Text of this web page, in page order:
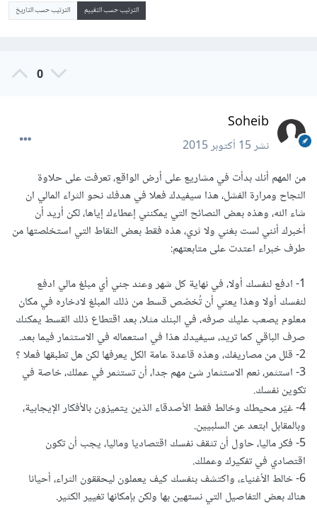
الترتيب حسب التقييم الترتيب حسب التاريخ
0
Soheib
نشر15 أكتوبر 2015
من المهم أنك بدأت في مشاريع على أرض الواقع، تعرفت على حلاوة
النجاح ومرارة الفشل، هذا سيفيدك فعلا في هدفك نحو الثراء المالي ان
شاء الله، وهذه بعض النصائح التي يمكنني إعطاءك إياها، لكن أريد أن
أخبرك أنني لست بغني ولا ثري، هذه فقط بعض النقاط التي استخلصتها من
طرف خبراء اعتدت على متابعتهم:
1- ادفع لنفسك أولا، في نهاية كل شهر وعند جني أي مبلغ مالي ادفع
لنفسك أولا وهذا يعني أن تُخصّص قسط من ذلك المبلغ لادخاره في مكان
معلوم يصعب عليك صرفه، في البنك مثلا، بعد اقتطاع ذلك القسط يمكنك
صرف الباقي كما تريد، سيفيدك هذا في استعماله في الاستثمار فيما بعد.
2- قلل من مصاريفك، وهذه قاعدة عامة الكل يعرفها لكن هل تطبقها فعلا ؟
3- استثمر، نعم الاستثمار شئ مهم جدا، أن تستثمر في عملك، خاصة في
تكوين نفسك.
4- غيّر محيطك وخالط فقط الأصدقاء الذين يتميزون بالأفكار الإيجابية،
وبالمقابل ابتعد عن السلبيين.
5- فكر ماليا، حاول أن تثقف نفسك اقتصاديا وماليا، يجب أن تكون
اقتصادي في تفكيرك وعملك.
6- خالط الأغنياء، واكتشف بنفسك كيف يعملون ليحققون الثراء، أحيانا
هناك بعض التفاصيل التي نستهين بها ولكن بإمكانها تغيير الكثير.